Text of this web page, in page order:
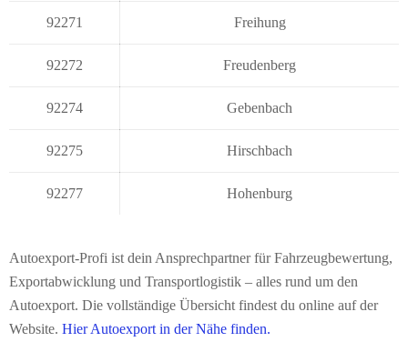
92271 Freihung
92272 Freudenberg
92274 Gebenbach
92275 Hirschbach
92277 Hohenburg
Autoexport-Profi ist dein Ansprechpartner für Fahrzeugbewertung,
Exportabwicklung und Transportlogistik – alles rund um den
Autoexport. Die vollständige Übersicht findest du online auf der
Website. Hier Autoexport in der Nähe finden.